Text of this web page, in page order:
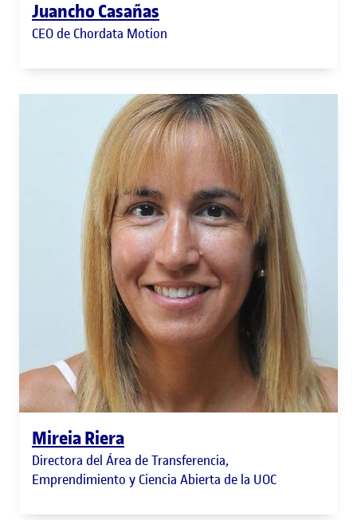
Juancho Casañas
CEO de Chordata Motion
Mireia Riera
Directora del Área de Transferencia,
Emprendimiento y Ciencia Abierta de la UOC